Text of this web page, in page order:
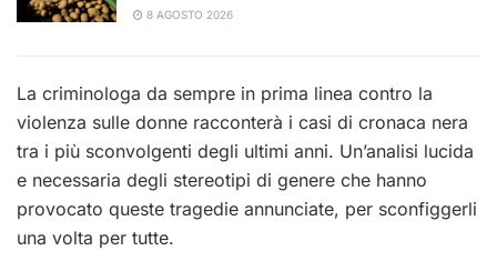
8 AGOSTO 2026
La criminologa da sempre in prima linea contro la
violenza sulle donne racconterà i casi di cronaca nera
tra i più sconvolgenti degli ultimi anni. Un’analisi lucida
e necessaria degli stereotipi di genere che hanno
provocato queste tragedie annunciate, per sconfiggerli
una volta per tutte.